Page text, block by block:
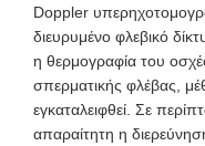
Doppler
διευρυμένο φλεβικό
η θερμογραφία του
σπερματικής φλέβας,
εγκαταλειφθεί. Σε
απαραίτητη η